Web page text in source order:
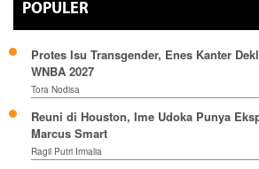
POPULER
Protes Isu Transgender, Enes Kanter
WNBA 2027
Tora Nodisa
Reuni di Houston, Ime Udoka Punya
Marcus Smart
Ragil Putri Irmalia